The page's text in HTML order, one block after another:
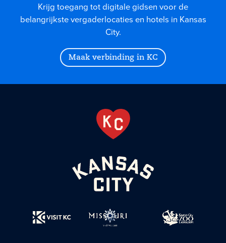
Krijg toegang tot digitale gidsen voor de
belangrijkste vergaderlocaties en hotels in Kansas
City.
Maak verbinding in KC